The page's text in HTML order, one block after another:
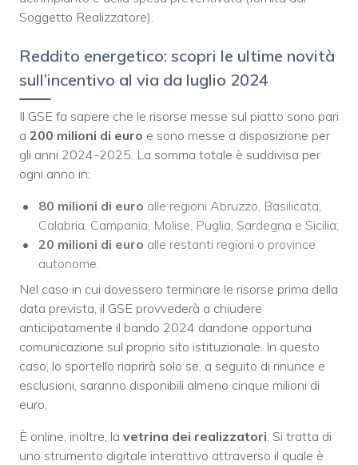
Soggetto Realizzatore).
Reddito energetico: scopri le ultime novità
sull’incentivo al via da luglio 2024
Il GSE fa sapere che le risorse messe sul piatto sono pari
a 200 milioni di euro e sono messe a disposizione per
gli anni 2024-2025. La somma totale è suddivisa per
ogni anno in:
80 milioni di euro alle regioni Abruzzo, Basilicata,
Calabria, Campania, Molise, Puglia, Sardegna e Sicilia;
20 milioni di euro alle restanti regioni o province
autonome.
Nel caso in cui dovessero terminare le risorse prima della
data prevista, il GSE provvederà a chiudere
anticipatamente il bando 2024 dandone opportuna
comunicazione sul proprio sito istituzionale. In questo
caso, lo sportello riaprirà solo se, a seguito di rinunce e
esclusioni, saranno disponibili almeno cinque milioni di
euro.
È online, inoltre, la vetrina dei realizzatori. Si tratta di
uno strumento digitale interattivo attraverso il quale è